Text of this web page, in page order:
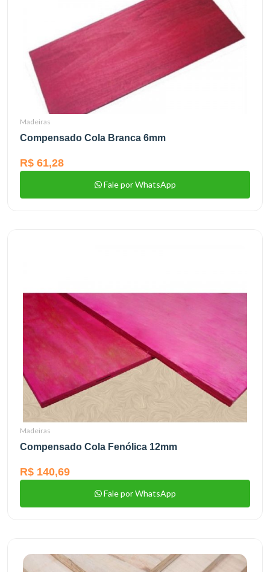
Madeiras
Compensado Cola Branca 6mm
R$ 61,28
Fale por WhatsApp
Madeiras
Compensado Cola Fenólica 12mm
R$ 140,69
Fale por WhatsApp